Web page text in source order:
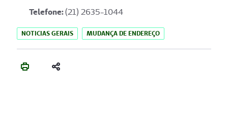
Telefone:(21) 2635-1044
NOTICIAS GERAIS MUDANÇA DE ENDEREÇO